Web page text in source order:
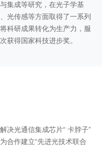
集成等研究，在光子学基
光传感等方面取得了一系列
科研成果转化为生产力，服
获得国家科技进步奖。
决光通信集成芯片“ 卡脖子”
合作建立“先进光技术联合